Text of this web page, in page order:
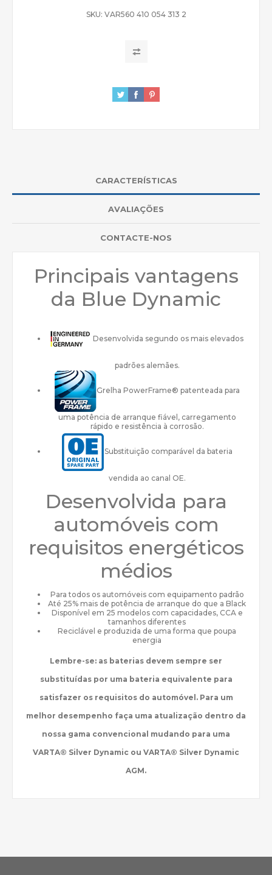
SKU: VAR560 410 054 313 2
CARACTERÍSTICAS
AVALIAÇÕES
CONTACTE-NOS
Principais vantagens
da Blue Dynamic
Desenvolvida segundo os mais elevados
padrões alemães.
Grelha PowerFrame® patenteada para
uma potência de arranque fiável, carregamento
rápido e resistência à corrosão.
Substituição comparável da bateria
vendida ao canal OE.
Desenvolvida para
automóveis com
requisitos energéticos
médios
Para todos os automóveis com equipamento padrão
Até 25% mais de potência de arranque do que a Black
Disponível em 25 modelos com capacidades, CCA e
tamanhos diferentes
Reciclável e produzida de uma forma que poupa
energia
Lembre-se: as baterias devem sempre ser
substituídas por uma bateria equivalente para
satisfazer os requisitos do automóvel. Para um
melhor desempenho faça uma atualização dentro da
nossa gama convencional mudando para uma
VARTA® Silver Dynamic ou VARTA® Silver Dynamic
AGM.